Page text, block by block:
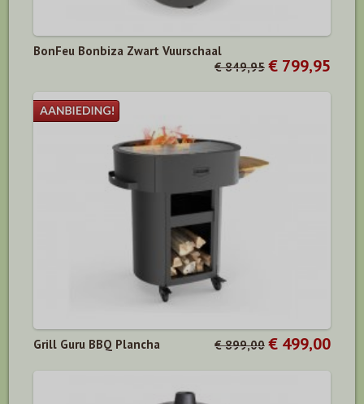
BonFeu Bonbiza Zwart Vuurschaal
€ 849,95 € 799,95
Grill Guru BBQ Plancha € 899,00 € 499,00